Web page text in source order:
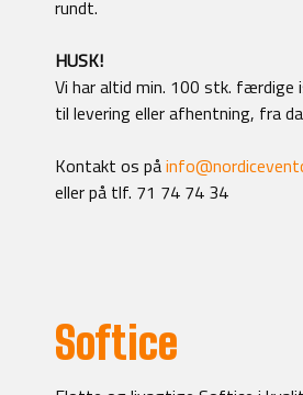
rundt.
HUSK!
Vi har altid min. 100 stk. færdige
til levering eller afhentning, fra
Kontakt os på
eller på tlf. 71 74 74 34
Softice